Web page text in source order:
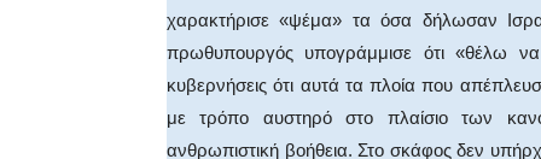
χαρακτήρισε «ψέμα» τα όσα δήλωσαν
πρωθυπουργός υπογράμμισε ότι «θέλω
κυβερνήσεις ότι αυτά τα πλοία που
με τρόπο αυστηρό στο πλαίσιο των
ανθρωπιστική βοήθεια. Στο σκάφος δεν